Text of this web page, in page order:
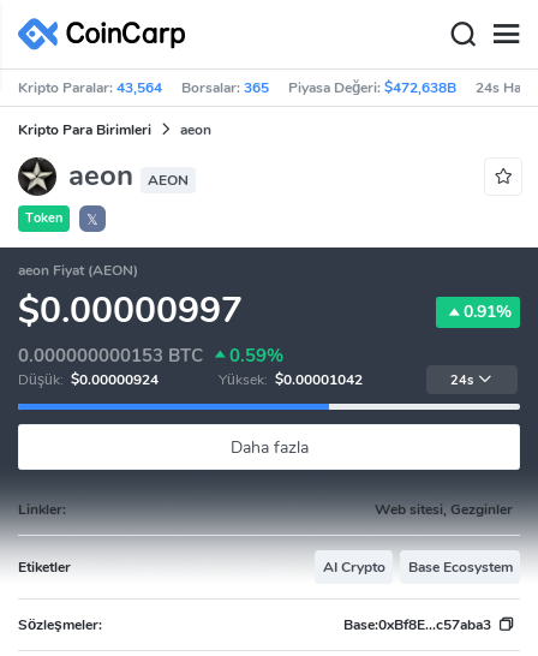
Kripto Paralar:43,564 Borsalar:365 Piyasa Değeri:$472,638B 24s
Kripto Para Birimleri aeon
aeon AEON
Token 𝕏
aeon Fiyat (AEON)
$0.00000997 0.91%
0.000000000153 BTC 0.59%
Düşük: $0.00000924 Yüksek: $0.00001042 24s
Daha fazla
Linkler: Web sitesi, Gezginler
Etiketler AI Crypto Base Ecosystem
Sözleşmeler: Base:0xBf8E...c57aba3